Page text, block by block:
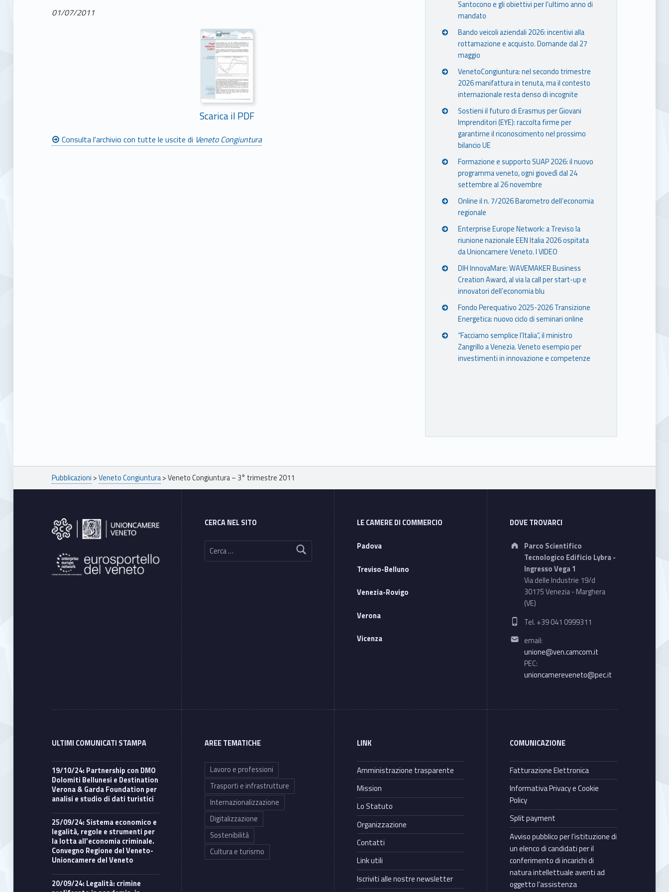
01/07/2011
Scarica il PDF
Consulta l'archivio con tutte le uscite di Veneto Congiuntura
Skip back to main navigation
Santocono e gli obiettivi per l’ultimo anno di
mandato
Bando veicoli aziendali 2026: incentivi alla
rottamazione e acquisto. Domande dal 27
maggio
VenetoCongiuntura: nel secondo trimestre
2026 manifattura in tenuta, ma il contesto
internazionale resta denso di incognite
Sostieni il futuro di Erasmus per Giovani
Imprenditori (EYE): raccolta firme per
garantirne il riconoscimento nel prossimo
bilancio UE
Formazione e supporto SUAP 2026: il nuovo
programma veneto, ogni giovedì dal 24
settembre al 26 novembre
Online il n. 7/2026 Barometro dell’economia
regionale
Enterprise Europe Network: a Treviso la
riunione nazionale EEN Italia 2026 ospitata
da Unioncamere Veneto. I VIDEO
DIH InnovaMare: WAVEMAKER Business
Creation Award, al via la call per start-up e
innovatori dell’economia blu
Fondo Perequativo 2025-2026 Transizione
Energetica: nuovo ciclo di seminari online
“Facciamo semplice l’Italia”, il ministro
Zangrillo a Venezia. Veneto esempio per
investimenti in innovazione e competenze
Breadcrumbs navigation
Pubblicazioni >Veneto Congiuntura>Veneto Congiuntura – 3° trimestre 2011
Footer sidebar
CERCA NEL SITO
Ricerca per:
LE CAMERE DI COMMERCIO
Padova
Treviso-Belluno
Venezia-Rovigo
Verona
Vicenza
DOVE TROVARCI
Address:
Parco Scientifico
Tecnologico Edificio Lybra -
Ingresso Vega 1
Via delle Industrie 19/d
30175 Venezia - Marghera
(VE)
Phone number:
Tel. +39 041 0999311
Email address:
email:
unione@ven.camcom.it
PEC:
unioncamereveneto@pec.it
ULTIMI COMUNICATI STAMPA
19/10/24: Partnership con DMO
Dolomiti Bellunesi e Destination
Verona & Garda Foundation per
analisi e studio di dati turistici
25/09/24: Sistema economico e
legalità, regole e strumenti per
la lotta all’economia criminale.
Convegno Regione del Veneto-
Unioncamere del Veneto
20/09/24: Legalità: crimine
AREE TEMATICHE
Lavoro e professioni
Trasporti e infrastrutture
Internazionalizzazione
Digitalizzazione
Sostenibilità
Cultura e turismo
LINK
Amministrazione trasparente
Mission
Lo Statuto
Organizzazione
Contatti
Link utili
Iscriviti alle nostre newsletter
COMUNICAZIONE
Fatturazione Elettronica
Informativa Privacy e Cookie
Policy
Split payment
Avviso pubblico per l’istituzione di
un elenco di candidati per il
conferimento di incarichi di
natura intellettuale aventi ad
oggetto l’assistenza